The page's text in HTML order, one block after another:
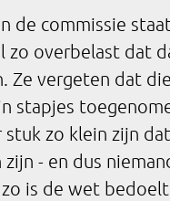
de commissie
zo overbelast dat
Ze vergeten dat die
stapjes
stuk zo klein zijn
- en dus
zo is de wet